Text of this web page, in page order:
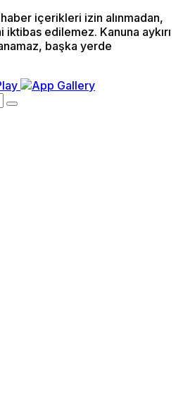
içerikleri izin alınmadan,
edilemez. Kanuna aykırı
başka yerde